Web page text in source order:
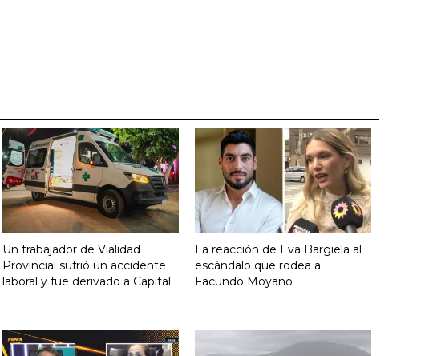
Un trabajador de Vialidad
Provincial sufrió un accidente
laboral y fue derivado a Capital
La reacción de Eva Bargiela al
escándalo que rodea a
Facundo Moyano